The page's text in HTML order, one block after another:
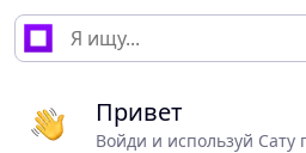
Привет
Войди и используй Сату